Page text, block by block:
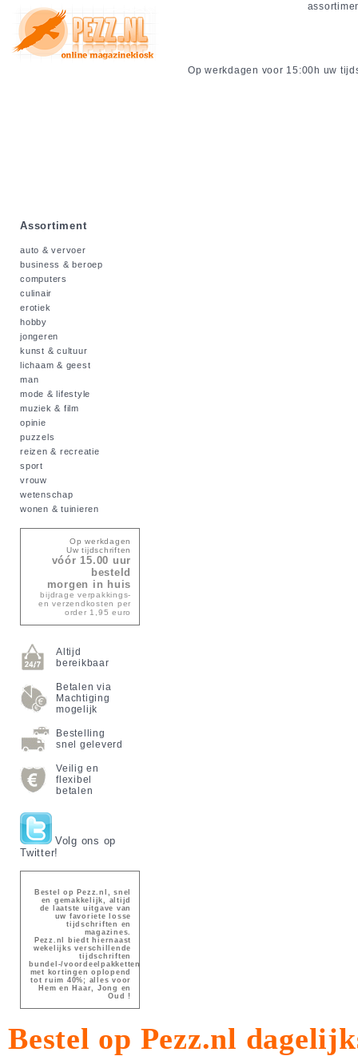
Op werkdagen voor 15:00h uw
Assortiment
auto & vervoer
business & beroep
computers
culinair
erotiek
hobby
jongeren
kunst & cultuur
lichaam & geest
man
mode & lifestyle
muziek & film
opinie
puzzels
reizen & recreatie
sport
vrouw
wetenschap
wonen & tuinieren
Op werkdagen
Uw tijdschriften
vóór 15.00 uur
besteld
morgen in huis
bijdrage verpakkings-
en verzendkosten per
order 1,95 euro
Altijd
bereikbaar
Betalen via
Machtiging
mogelijk
Bestelling
snel geleverd
Veilig en
flexibel
betalen
Volg ons op
Twitter!
Bestel op Pezz.nl, snel
en gemakkelijk, altijd
de laatste uitgave van
uw favoriete losse
tijdschriften en
magazines.
Pezz.nl biedt hiernaast
wekelijks verschillende
tijdschriften
bundel-/voordeelpakketten
met kortingen oplopend
tot ruim 40%; alles voor
Hem en Haar, Jong en
Oud !
Bestel op Pezz.nl